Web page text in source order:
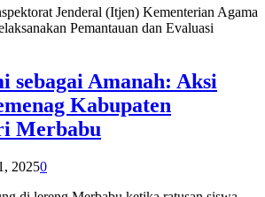
Jenderal (Itjen) Kementerian Agama
Pemantauan dan Evaluasi
sebagai Amanah: Aksi
Kabupaten
Merbabu
20250